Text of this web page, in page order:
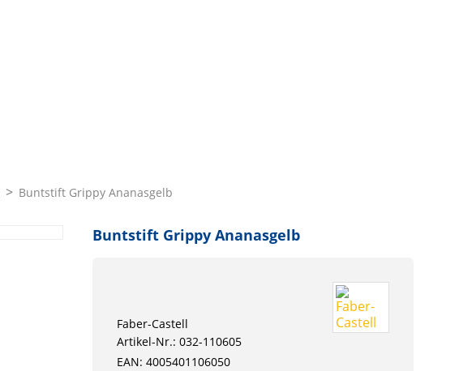
Buntstift Grippy Ananasgelb
Buntstift Grippy Ananasgelb
Faber-Castell
Artikel-Nr.: 032-110605
EAN: 4005401106050